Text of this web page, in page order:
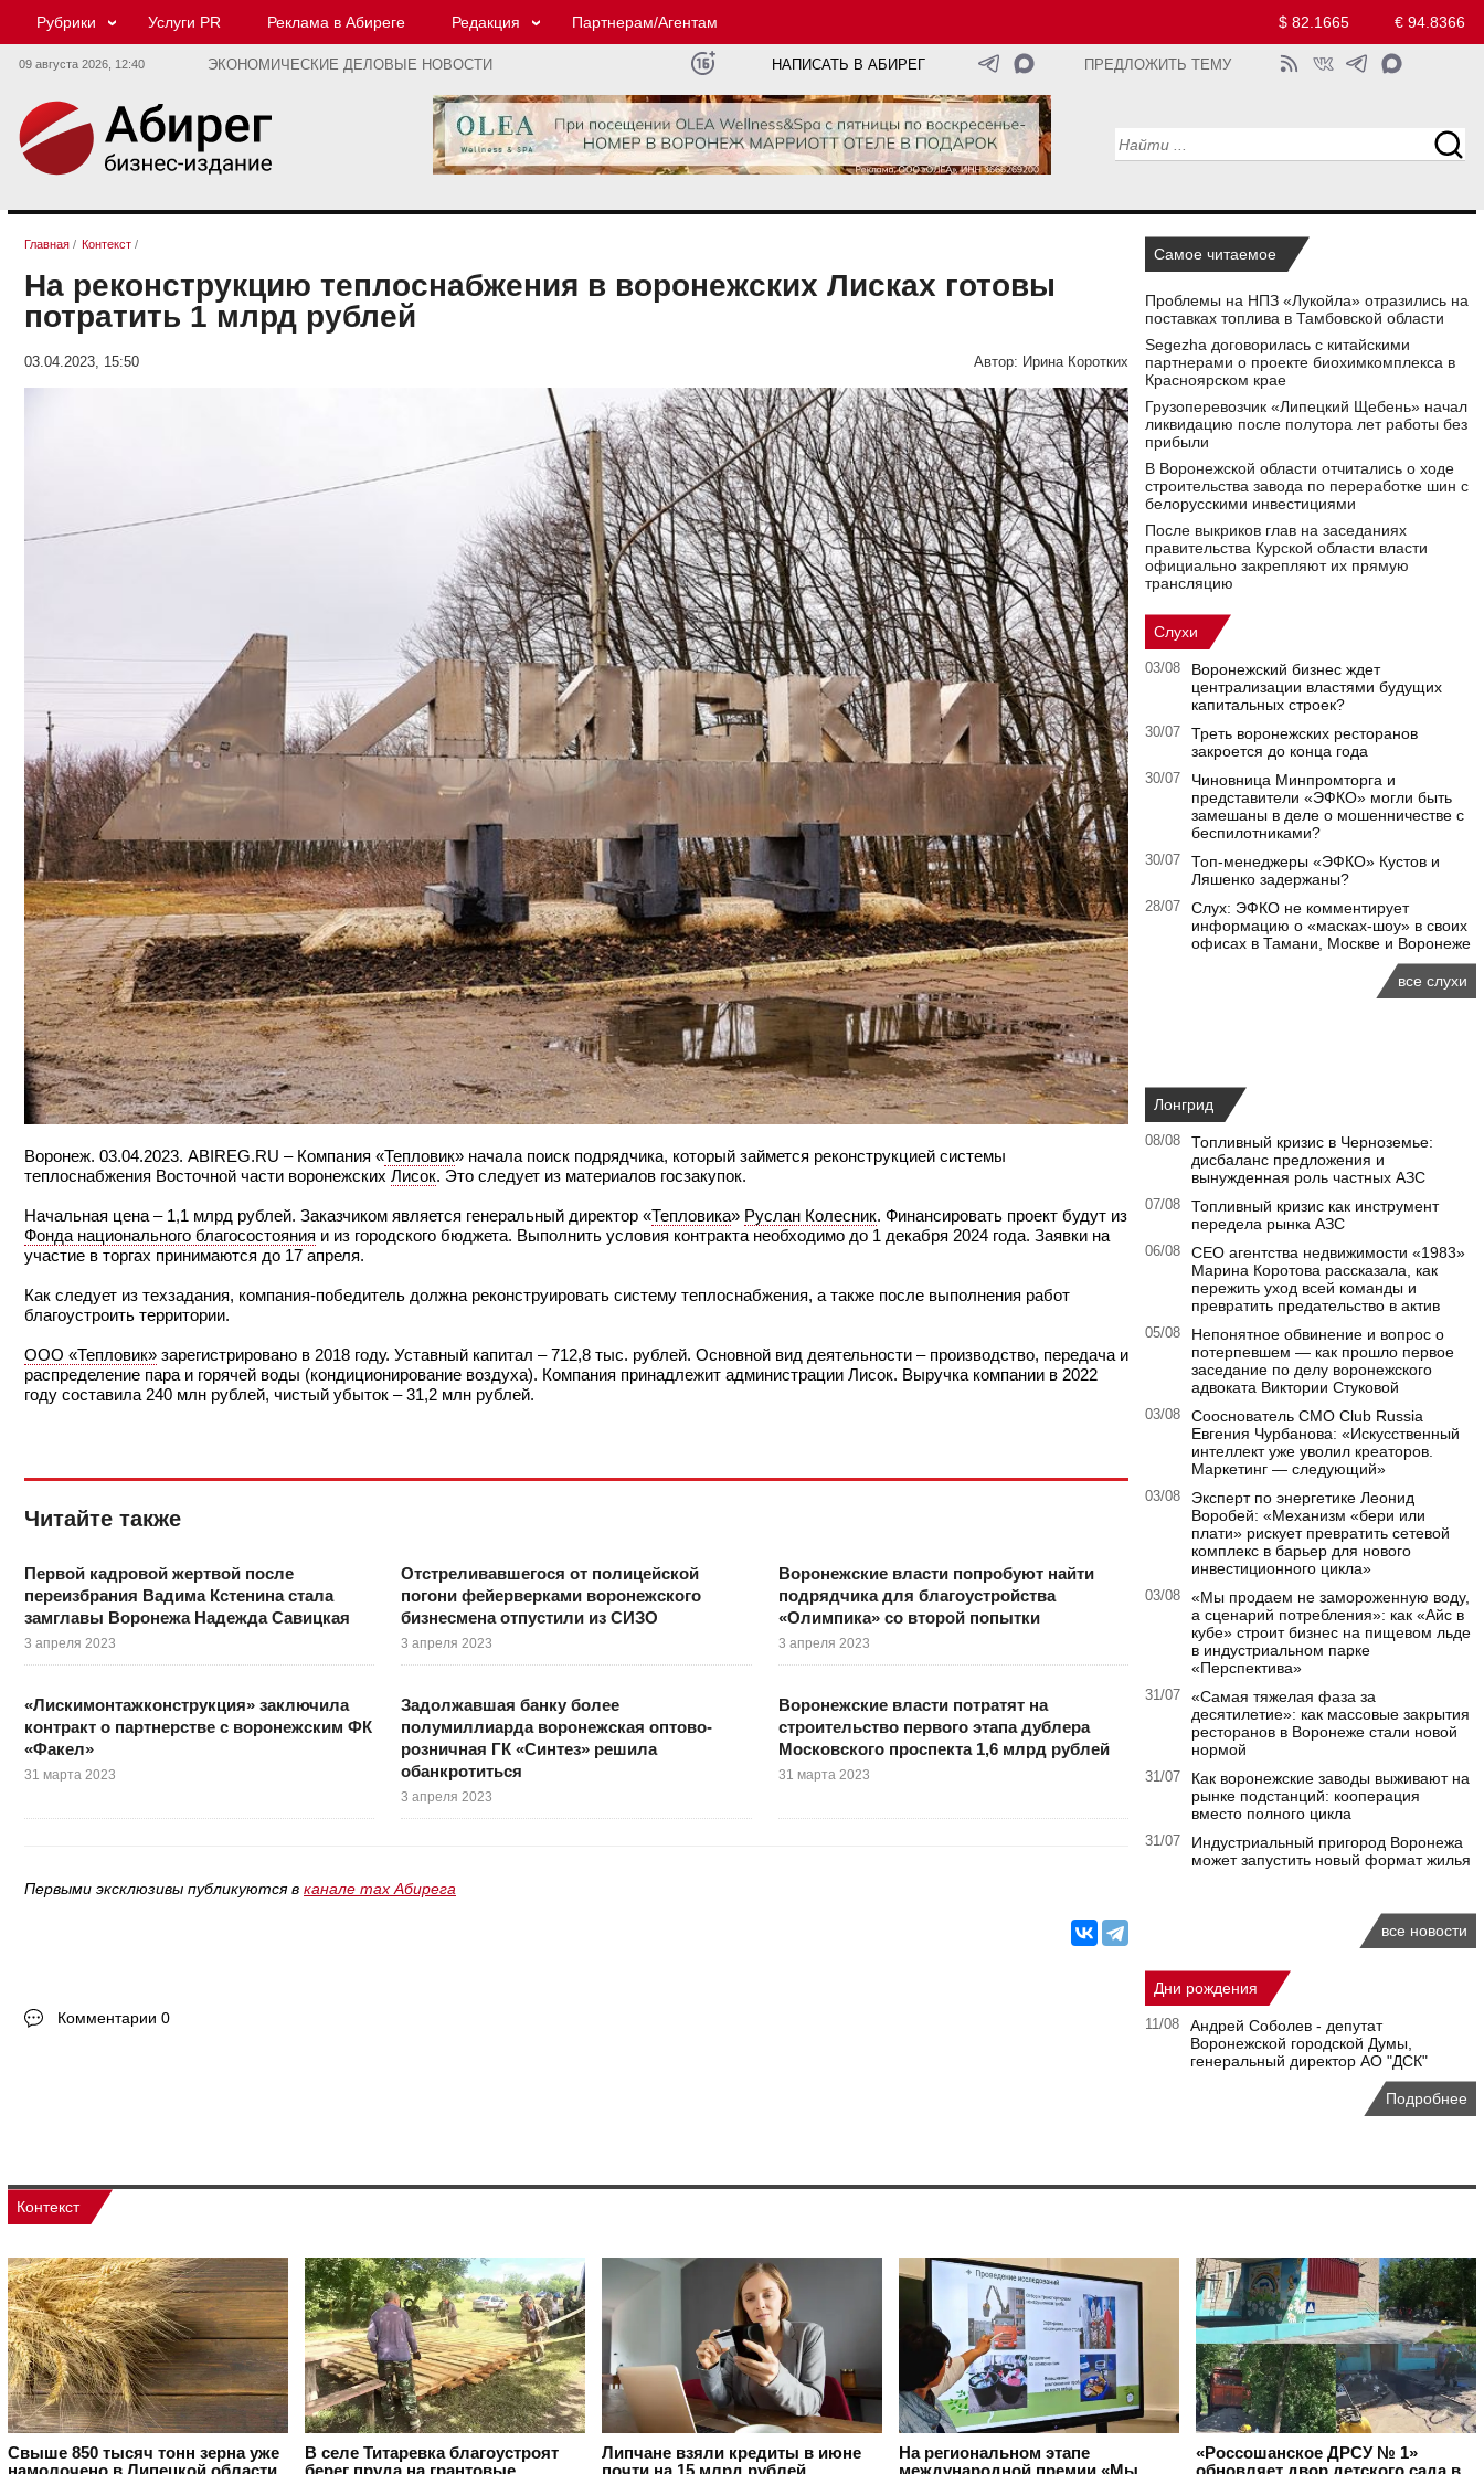
Рубрики Услуги PR Реклама в Абиреге Редакция Партнерам/Агентам $ 82.1665 € 94.8366
09 августа 2026, 12:40 ЭКОНОМИЧЕСКИЕ ДЕЛОВЫЕ НОВОСТИ НАПИСАТЬ В АБИРЕГ ПРЕДЛОЖИТЬ ТЕМУ
Главная / Контекст /
На реконструкцию теплоснабжения в воронежских Лисках готовы
потратить 1 млрд рублей
03.04.2023, 15:50 Автор: Ирина Коротких
Воронеж. 03.04.2023. ABIREG.RU – Компания «Тепловик» начала поиск подрядчика, который займется реконструкцией системы
теплоснабжения Восточной части воронежских Лисок. Это следует из материалов госзакупок.
Начальная цена – 1,1 млрд рублей. Заказчиком является генеральный директор «Тепловика» Руслан Колесник. Финансировать проект будут из
Фонда национального благосостояния и из городского бюджета. Выполнить условия контракта необходимо до 1 декабря 2024 года. Заявки на
участие в торгах принимаются до 17 апреля.
Как следует из техзадания, компания-победитель должна реконструировать систему теплоснабжения, а также после выполнения работ
благоустроить территории.
ООО «Тепловик» зарегистрировано в 2018 году. Уставный капитал – 712,8 тыс. рублей. Основной вид деятельности – производство, передача и
распределение пара и горячей воды (кондиционирование воздуха). Компания принадлежит администрации Лисок. Выручка компании в 2022
году составила 240 млн рублей, чистый убыток – 31,2 млн рублей.
Читайте также
Первой кадровой жертвой после
переизбрания Вадима Кстенина стала
замглавы Воронежа Надежда Савицкая
3 апреля 2023
Отстреливавшегося от полицейской
погони фейерверками воронежского
бизнесмена отпустили из СИЗО
3 апреля 2023
Воронежские власти попробуют найти
подрядчика для благоустройства
«Олимпика» со второй попытки
3 апреля 2023
«Лискимонтажконструкция» заключила
контракт о партнерстве с воронежским ФК
«Факел»
31 марта 2023
Задолжавшая банку более
полумиллиарда воронежская оптово-
розничная ГК «Синтез» решила
обанкротиться
3 апреля 2023
Воронежские власти потратят на
строительство первого этапа дублера
Московского проспекта 1,6 млрд рублей
31 марта 2023
Первыми эксклюзивы публикуются в канале max Абирега
Комментарии 0
Самое читаемое
Проблемы на НПЗ «Лукойла» отразились на
поставках топлива в Тамбовской области
Segezha договорилась с китайскими
партнерами о проекте биохимкомплекса в
Красноярском крае
Грузоперевозчик «Липецкий Щебень» начал
ликвидацию после полутора лет работы без
прибыли
В Воронежской области отчитались о ходе
строительства завода по переработке шин с
белорусскими инвестициями
После выкриков глав на заседаниях
правительства Курской области власти
официально закрепляют их прямую
трансляцию
Слухи
03/08
Воронежский бизнес ждет
централизации властями будущих
капитальных строек?
30/07
Треть воронежских ресторанов
закроется до конца года
30/07
Чиновница Минпромторга и
представители «ЭФКО» могли быть
замешаны в деле о мошенничестве с
беспилотниками?
30/07
Топ-менеджеры «ЭФКО» Кустов и
Ляшенко задержаны?
28/07
Слух: ЭФКО не комментирует
информацию о «масках-шоу» в своих
офисах в Тамани, Москве и Воронеже
все слухи
Лонгрид
08/08
Топливный кризис в Черноземье:
дисбаланс предложения и
вынужденная роль частных АЗС
07/08
Топливный кризис как инструмент
передела рынка АЗС
06/08
CEO агентства недвижимости «1983»
Марина Коротова рассказала, как
пережить уход всей команды и
превратить предательство в актив
05/08
Непонятное обвинение и вопрос о
потерпевшем — как прошло первое
заседание по делу воронежского
адвоката Виктории Стуковой
03/08
Сооснователь CMO Club Russia
Евгения Чурбанова: «Искусственный
интеллект уже уволил креаторов.
Маркетинг — следующий»
03/08
Эксперт по энергетике Леонид
Воробей: «Механизм «бери или
плати» рискует превратить сетевой
комплекс в барьер для нового
инвестиционного цикла»
03/08
«Мы продаем не замороженную воду,
а сценарий потребления»: как «Айс в
кубе» строит бизнес на пищевом льде
в индустриальном парке
«Перспектива»
31/07
«Самая тяжелая фаза за
десятилетие»: как массовые закрытия
ресторанов в Воронеже стали новой
нормой
31/07
Как воронежские заводы выживают на
рынке подстанций: кооперация
вместо полного цикла
31/07
Индустриальный пригород Воронежа
может запустить новый формат жилья
все новости
Дни рождения
11/08
Андрей Соболев - депутат
Воронежской городской Думы,
генеральный директор АО "ДСК"
Подробнее
Контекст
Свыше 850 тысяч тонн зерна уже
В селе Титаревка благоустроят
Липчане взяли кредиты в июне
На региональном этапе
«Россошанское ДРСУ № 1»